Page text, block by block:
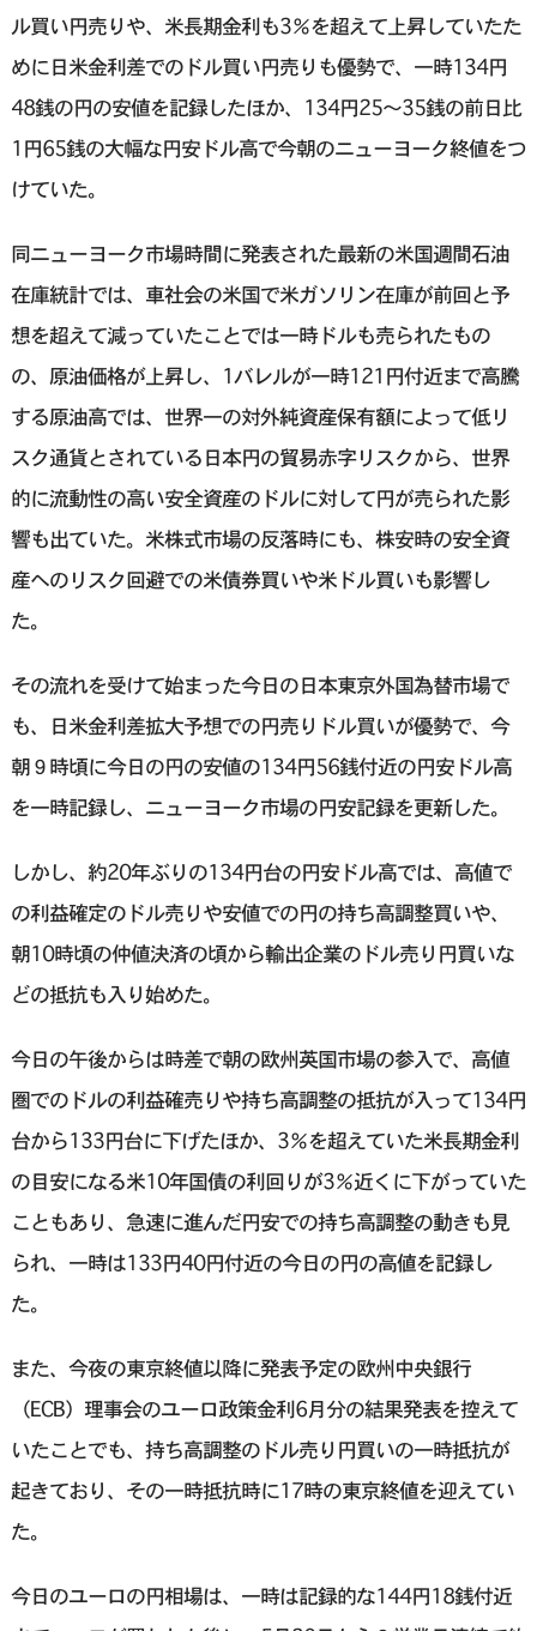
ル買い円売りや、米長期金利も3％を超えて上昇していたた
めに日米金利差でのドル買い円売りも優勢で、一時134円
48銭の円の安値を記録したほか、134円25～35銭の前日比
1円65銭の大幅な円安ドル高で今朝のニューヨーク終値をつ
けていた。
同ニューヨーク市場時間に発表された最新の米国週間石油
在庫統計では、車社会の米国で米ガソリン在庫が前回と予
想を超えて減っていたことでは一時ドルも売られたもの
の、原油価格が上昇し、1バレルが一時121円付近まで高騰
する原油高では、世界一の対外純資産保有額によって低リ
スク通貨とされている日本円の貿易赤字リスクから、世界
的に流動性の高い安全資産のドルに対して円が売られた影
響も出ていた。米株式市場の反落時にも、株安時の安全資
産へのリスク回避での米債券買いや米ドル買いも影響し
た。
その流れを受けて始まった今日の日本東京外国為替市場で
も、日米金利差拡大予想での円売りドル買いが優勢で、今
朝９時頃に今日の円の安値の134円56銭付近の円安ドル高
を一時記録し、ニューヨーク市場の円安記録を更新した。
しかし、約20年ぶりの134円台の円安ドル高では、高値で
の利益確定のドル売りや安値での円の持ち高調整買いや、
朝10時頃の仲値決済の頃から輸出企業のドル売り円買いな
どの抵抗も入り始めた。
今日の午後からは時差で朝の欧州英国市場の参入で、高値
圏でのドルの利益確売りや持ち高調整の抵抗が入って134円
台から133円台に下げたほか、3％を超えていた米長期金利
の目安になる米10年国債の利回りが3％近くに下がっていた
こともあり、急速に進んだ円安での持ち高調整の動きも見
られ、一時は133円40円付近の今日の円の高値を記録し
た。
また、今夜の東京終値以降に発表予定の欧州中央銀行
（ECB）理事会のユーロ政策金利6月分の結果発表を控えて
いたことでも、持ち高調整のドル売り円買いの一時抵抗が
起きており、その一時抵抗時に17時の東京終値を迎えてい
た。
今日のユーロの円相場は、一時は記録的な144円18銭付近